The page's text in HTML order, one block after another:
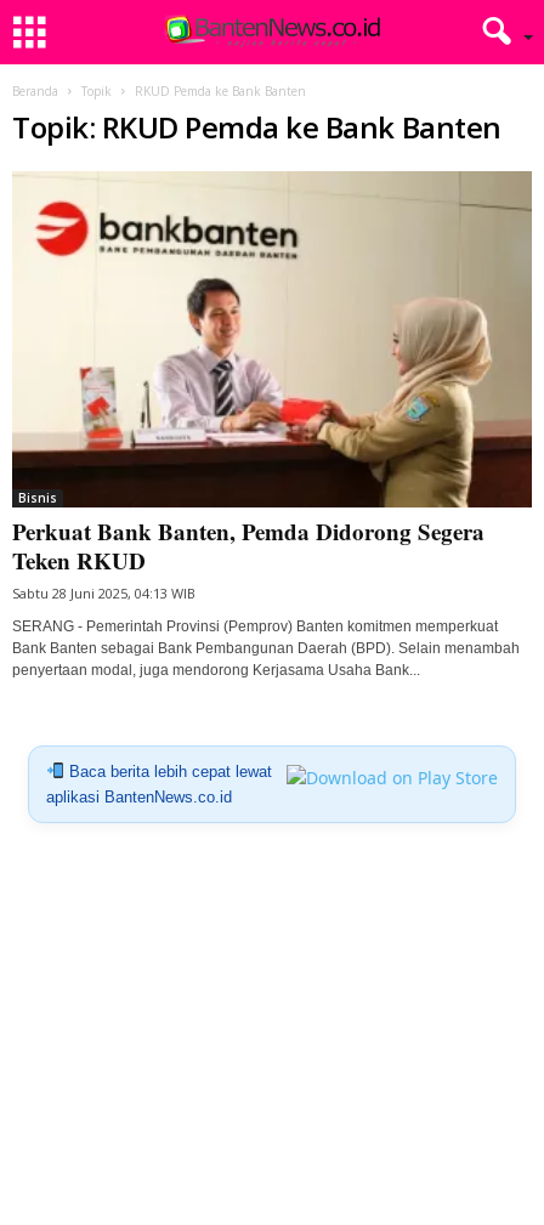
Beranda Topik RKUD Pemda ke Bank Banten
Topik: RKUD Pemda ke Bank Banten
Bisnis
Perkuat Bank Banten, Pemda Didorong Segera
Teken RKUD
Sabtu 28 Juni 2025, 04:13 WIB
SERANG - Pemerintah Provinsi (Pemprov) Banten komitmen memperkuat
Bank Banten sebagai Bank Pembangunan Daerah (BPD). Selain menambah
penyertaan modal, juga mendorong Kerjasama Usaha Bank...
Baca berita lebih cepat lewat
aplikasi BantenNews.co.id